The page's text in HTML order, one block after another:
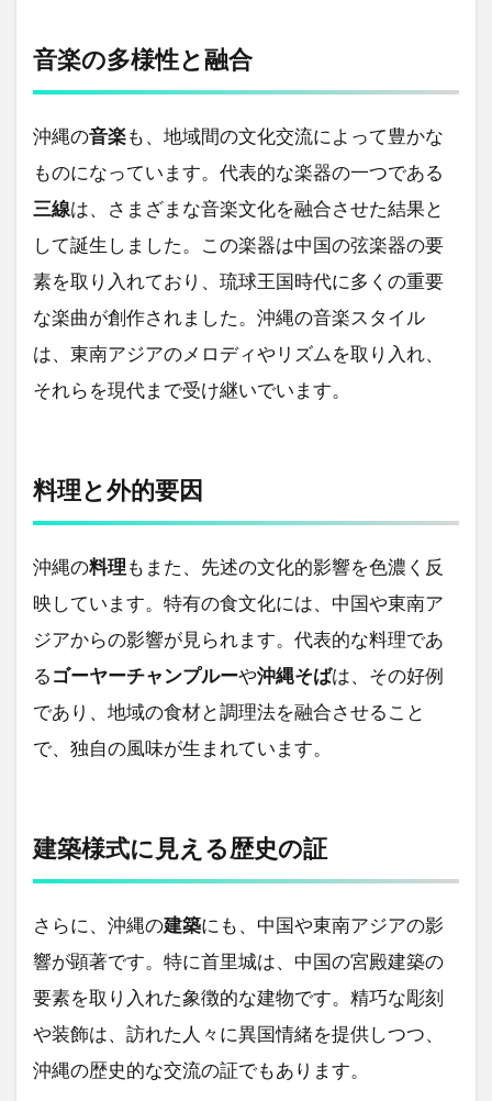
音楽の多様性と融合
沖縄の音楽も、地域間の文化交流によって豊かな
ものになっています。代表的な楽器の一つである
三線は、さまざまな音楽文化を融合させた結果と
して誕生しました。この楽器は中国の弦楽器の要
素を取り入れており、琉球王国時代に多くの重要
な楽曲が創作されました。沖縄の音楽スタイル
は、東南アジアのメロディやリズムを取り入れ、
それらを現代まで受け継いでいます。
料理と外的要因
沖縄の料理 もまた、先述の文化的影響を色濃く反
映しています。特有の食文化には、中国や東南ア
ジアからの影響が見られます。代表的な料理であ
る ゴーヤーチャンプルーや沖縄そばは、その好例
であり、地域の食材と調理法を融合させること
で、独自の風味が生まれています。
建築様式に見える歴史の証
さらに、沖縄の建築にも、中国や東南アジアの影
響が顕著です。特に首里城は、中国の宮殿建築の
要素を取り入れた象徴的な建物です。精巧な彫刻
や装飾は、訪れた人々に異国情緒を提供しつつ、
沖縄の歴史的な交流の証でもあります。